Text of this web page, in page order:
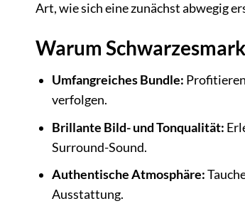
Art, wie sich eine zunächst abwegig
Warum
Umfangreiches Bundle:
verfolgen.
Brillante Bild- und Tonqualität:
Surround-Sound.
Authentische Atmosphäre:
Ausstattung.